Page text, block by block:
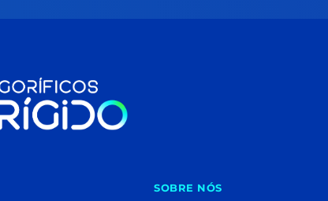
SOBRE NÓS